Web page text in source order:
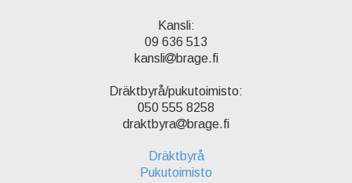
Kansli:
09 636 513
kansli
brage.fi
Dräktbyrå/pukutoimisto:
050 555 8258
draktbyra
brage.fi
Dräktbyrå
Pukutoimisto